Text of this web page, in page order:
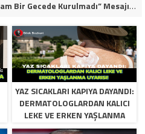
İbrahim Murat Gündüz’ün “Nizam Bir Gecede Kurulmadı” Mesajı Neden Viral Oldu?
YAZ SICAKLARI KAPIYA DAYANDI:
DERMATOLOGLARDAN KALICI
LEKE VE ERKEN YAŞLANMA
UYARISI!